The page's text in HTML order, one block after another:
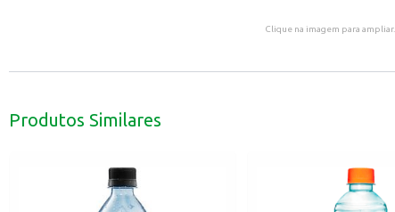
Clique na imagem para ampliar.
Produtos Similares